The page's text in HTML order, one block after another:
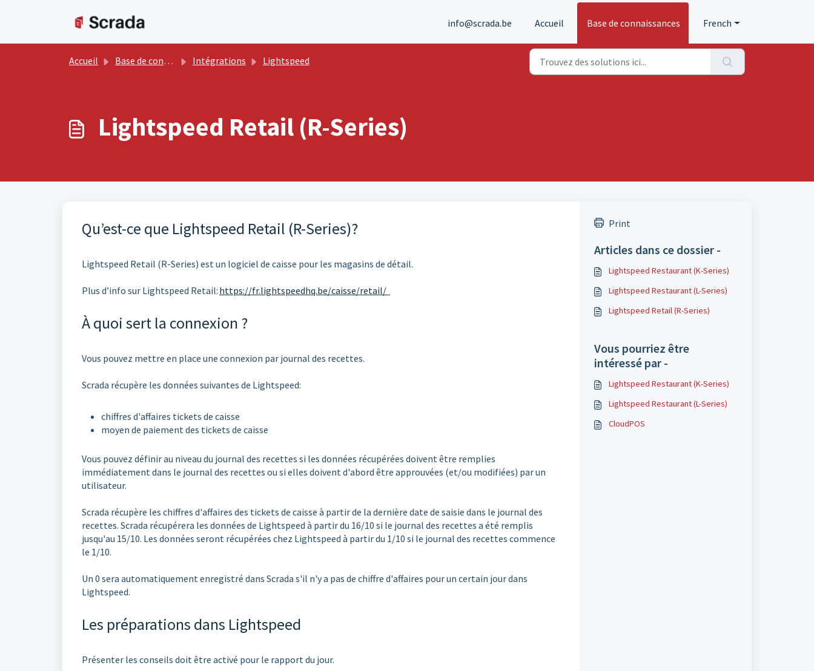
info@scrada.be
Accueil Base de connaissances French
Accueil Base de connaissances Intégrations Lightspeed
Lightspeed Retail (R-Series)
Qu’est-ce que Lightspeed Retail (R-Series)?
Lightspeed Retail (R-Series) est un logiciel de caisse pour les magasins de détail.
Plus d’info sur Lightspeed Retail: https://fr.lightspeedhq.be/caisse/retail/
À quoi sert la connexion ?
Vous pouvez mettre en place une connexion par journal des recettes.
Scrada récupère les données suivantes de Lightspeed:
chiffres d'affaires tickets de caisse
moyen de paiement des tickets de caisse
Vous pouvez définir au niveau du journal des recettes si les données récupérées doivent être remplies
immédiatement dans le journal des recettes ou si elles doivent d'abord être approuvées (et/ou modifiées) par un
utilisateur.
Scrada récupère les chiffres d'affaires des tickets de caisse à partir de la dernière date de saisie dans le journal des
recettes. Scrada récupérera les données de Lightspeed à partir du 16/10 si le journal des recettes a été remplis
jusqu'au 15/10. Les données seront récupérées chez Lightspeed à partir du 1/10 si le journal des recettes commence
le 1/10.
Un 0 sera automatiquement enregistré dans Scrada s'il n'y a pas de chiffre d'affaires pour un certain jour dans
Lightspeed.
Les préparations dans Lightspeed
Présenter les conseils doit être activé pour le rapport du jour.
Print
Articles dans ce dossier -
Lightspeed Restaurant (K-Series)
Lightspeed Restaurant (L-Series)
Lightspeed Retail (R-Series)
Vous pourriez être
intéressé par -
Lightspeed Restaurant (K-Series)
Lightspeed Restaurant (L-Series)
CloudPOS